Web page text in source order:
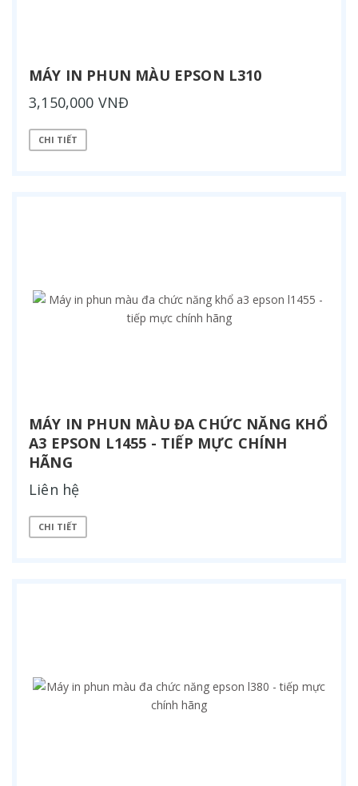
MÁY IN PHUN MÀU EPSON L310
3,150,000 VNĐ
CHI TIẾT
MÁY IN PHUN MÀU ĐA CHỨC NĂNG KHỔ
A3 EPSON L1455 - TIẾP MỰC CHÍNH
HÃNG
Liên hệ
CHI TIẾT